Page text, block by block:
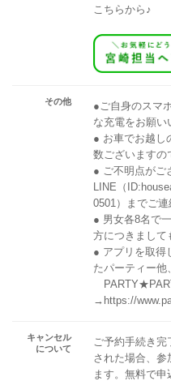
こちらから♪
その他
●ご自身のスマ
な充電をお願い
● お車でお越し
数ございますの
● ご不明点がご
LINE（
0501）までご連
● 男女各8名で
方につきまして
● アプリを取得
たパーティー他
→https://
キャンセル
について
ご予約手続き
された場合、参
ます。無料で